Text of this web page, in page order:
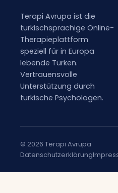
Terapi Avrupa ist die
türkischsprachige Online-
Therapieplattform
speziell für in Europa
lebende Türken.
Vertrauensvolle
Unterstützung durch
türkische Psychologen.
© 2026 Terapi Avrupa
Datenschutzerklärung